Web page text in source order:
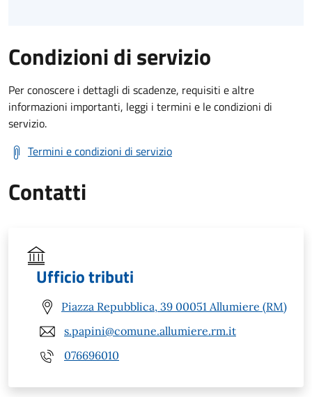
Condizioni di servizio
Per conoscere i dettagli di scadenze, requisiti e altre
informazioni importanti, leggi i termini e le condizioni di
servizio.
Termini e condizioni di servizio
Contatti
Ufficio tributi
Piazza Repubblica, 39 00051 Allumiere (RM)
s.papini@comune.allumiere.rm.it
076696010